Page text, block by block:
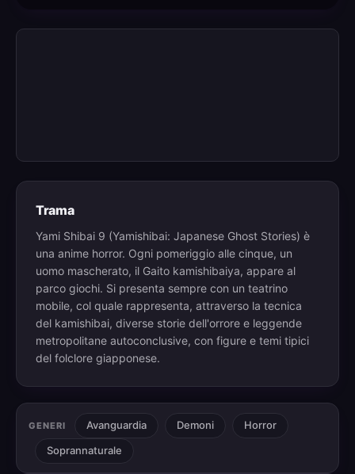
Trama
Yami Shibai 9 (Yamishibai: Japanese Ghost Stories) è
una anime horror. Ogni pomeriggio alle cinque, un
uomo mascherato, il Gaito kamishibaiya, appare al
parco giochi. Si presenta sempre con un teatrino
mobile, col quale rappresenta, attraverso la tecnica
del kamishibai, diverse storie dell'orrore e leggende
metropolitane autoconclusive, con figure e temi tipici
del folclore giapponese.
GENERI Avanguardia Demoni
Horror
Soprannaturale